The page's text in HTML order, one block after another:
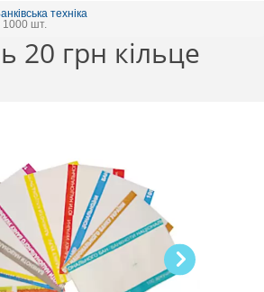
техніка
1000 шт.
20 грн кільце